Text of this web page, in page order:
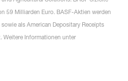
59 Milliarden Euro. BASF-Aktien werden
als American Depositary Receipts
Weitere Informationen unter